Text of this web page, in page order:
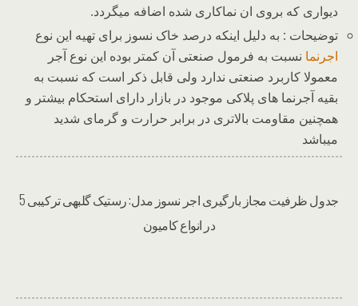
دیواری که بروی ان نماکاری شده اضافه میگردد.
توضیحات : به دلیل اینکه درصد خاک نسوز برای تهیه این نوع
اجرنما نسبت به فرمول صنعتی آن کمتر بوده این نوع آجر
معمولا کاربرد صنعتی ندارد ولی قابل ذکر است که نسبت به
بقیه آجرنما های پلاکی موجود در بازار دارای استحکام بیشتر و
همچنین مقاومت بالاتری در برابر حرارت و گرمای شدید
میباشد
جدول ظرفیت مجاز بارگیری اجر نسوز مدل: رستیک گلبهی ترکیبی 5
در انواع کامیون